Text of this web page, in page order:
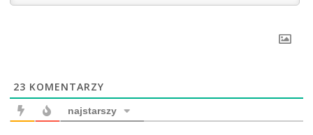
23 KOMENTARZY
najstarszy